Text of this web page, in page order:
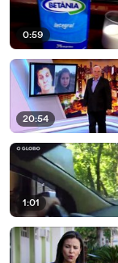
0:59
20:54
1:01